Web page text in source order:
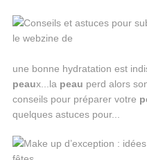
une bonne hydratation est
peaux...la peau perd alors
conseils pour préparer votre
quelques astuces pour...